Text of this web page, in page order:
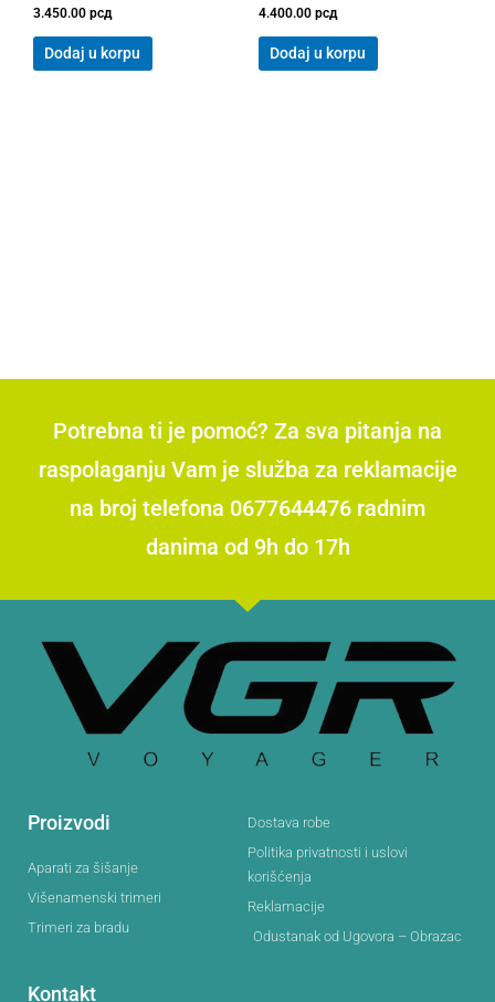
3.450.00 рсд
Dodaj u korpu
4.400.00 рсд
Dodaj u korpu
Potrebna ti je pomoć? Za sva pitanja na
raspolaganju Vam je služba za reklamacije
na broj telefona 0677644476 radnim
danima od 9h do 17h
Proizvodi
Aparati za šišanje
Višenamenski trimeri
Trimeri za bradu
Dostava robe
Politika privatnosti i uslovi
korišćenja
Reklamacije
Odustanak od Ugovora – Obrazac
Kontakt